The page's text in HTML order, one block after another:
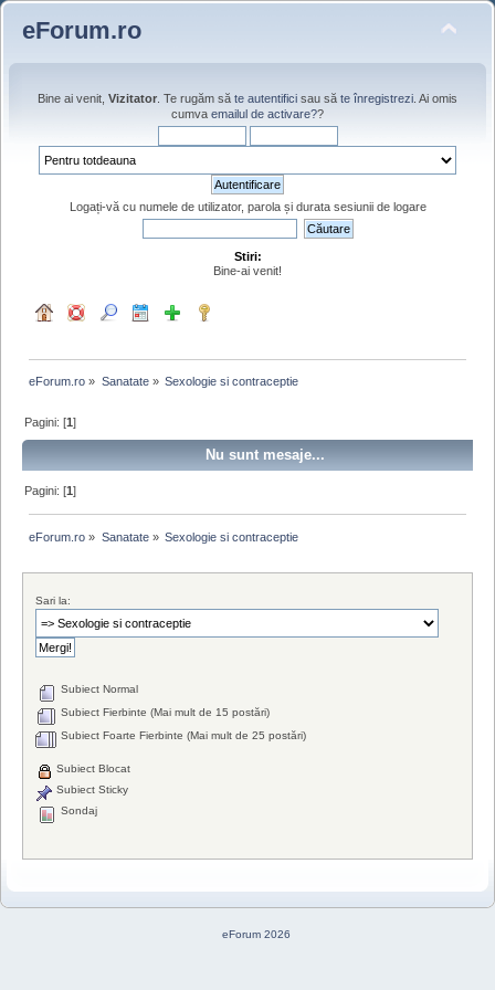
eForum.ro
Bine ai venit, Vizitator . Te rugăm să te autentifici sau să te înregistrezi . Ai omis
cumva emailul de activare??
Logați-vă cu numele de utilizator, parola și durata sesiunii de logare
Stiri:
Bine-ai venit!
eForum.ro » Sanatate» Sexologie si contraceptie
Pagini: [1]
Nu sunt mesaje...
Pagini: [1]
eForum.ro » Sanatate» Sexologie si contraceptie
Sari la:
Subiect Normal
Subiect Fierbinte (Mai mult de 15 postări)
Subiect Foarte Fierbinte (Mai mult de 25 postări)
Subiect Blocat
Subiect Sticky
Sondaj
eForum 2026